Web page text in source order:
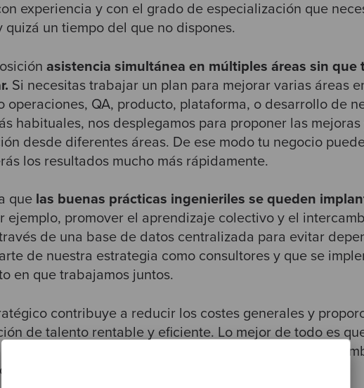
experiencia y con el grado de especialización que
quizá un tiempo del que no dispones.
asistencia simultánea en múltiples áreas sin que
Si necesitas trabajar un plan para mejorar varias áreas
operaciones, QA, producto, plataforma, o desarrollo de
habituales, nos desplegamos para proponer las
desde diferentes áreas. De ese modo tu negocio
los resultados mucho más rápidamente.
que las buenas prácticas ingenieriles se queden
ejemplo, promover el aprendizaje colectivo y el
de una base de datos centralizada para evitar
de nuestra estrategia como consultores y que se
en que trabajamos juntos.
contribuye a reducir los costes generales y
de talento rentable y eficiente. Lo mejor de todo es
inmediata, medir el progreso e implantar ese
de una forma orgánica y duradera.